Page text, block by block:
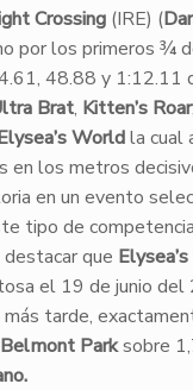
Crossing(IRE) (
por los primeros ¾
48.88 y 1:12.11
Brat, Kitten’s Roar,
Worldla cual
en los metros
en un evento
tipo de
que
el 19 de junio del
más tarde,
Belmont Parksobre